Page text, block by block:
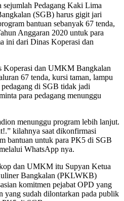
sejumlah Pedagang Kaki Lima
(SGB) harus gigit jari
bantuan sebanyak 67 tenda,
Anggaran 2020 untuk para
ini dari Dinas Koperasi dan
Koperasi dan UMKM Bangkalan
67 tenda, kursi taman, lampu
di SGB tidak jadi
para pedagang menunggu
menunggu program lebih lanjut.
kilahnya saat dikonfirmasi
bantuan untuk para PK5 di SGB
WhatsApp nya.
dan UMKM itu Supyan Ketua
Bangkalan (PKLWKB)
komitmen pejabat OPD yang
yang sudah dilontarkan pada publik